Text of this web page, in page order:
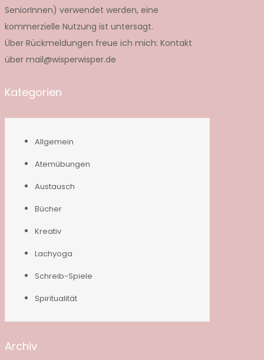
SeniorInnen) verwendet werden, eine
kommerzielle Nutzung ist untersagt.
Über Rückmeldungen freue ich mich: Kontakt
über mail@wisperwisper.de
Kategorien
Allgemein
Atemübungen
Austausch
Bücher
Kreativ
Lachyoga
Schreib-Spiele
Spiritualität
Archiv